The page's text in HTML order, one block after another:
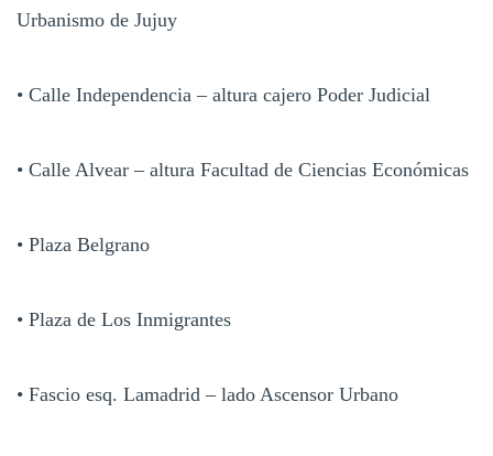
Urbanismo de Jujuy
• Calle Independencia – altura cajero Poder Judicial
• Calle Alvear – altura Facultad de Ciencias Económicas
• Plaza Belgrano
• Plaza de Los Inmigrantes
• Fascio esq. Lamadrid – lado Ascensor Urbano